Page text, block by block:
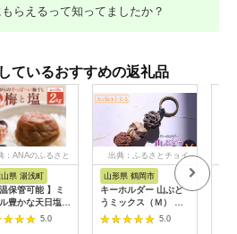
らえるって知ってましたか？
ているおすすめの返礼品
：ANAのふるさと
県 湯浅町
温保管可能 】ミ
豊かな天日塩だ
けた無添加梅干
梅ボーイズ｜
5.0
出典：ふるさとチョイ
山形県 鶴岡市
キーホルダー 山ぶど
うミックス（Ｍ） 山
形県鶴岡市 アトリエ
かおる | 山葡萄 雑貨
5.0